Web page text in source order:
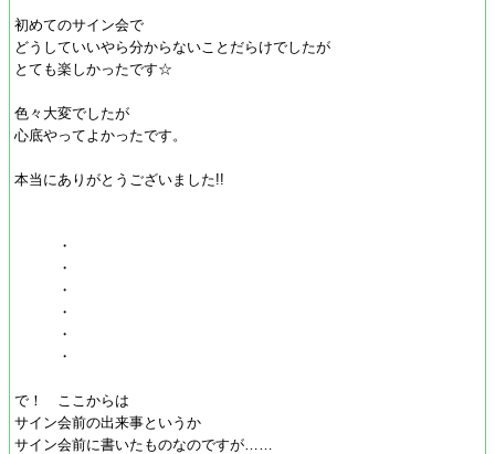
初めてのサイン会で
どうしていいやら分からないことだらけでしたが
とても楽しかったです☆
色々大変でしたが
心底やってよかったです。
本当にありがとうございました!!
・
・
・
・
・
・
で！ ここからは
サイン会前の出来事というか
サイン会前に書いたものなのですが……